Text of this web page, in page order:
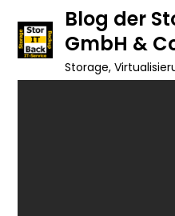
content
Blog der
GmbH &
Storage,